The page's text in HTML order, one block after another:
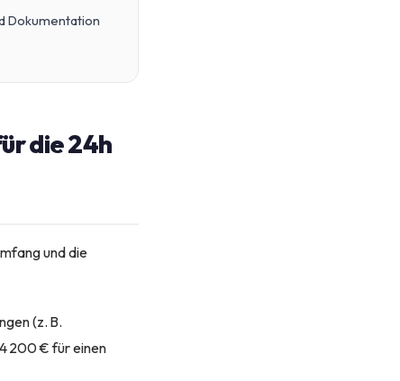
Dokumentation
die 24h
und die
(z. B.
200 € für einen